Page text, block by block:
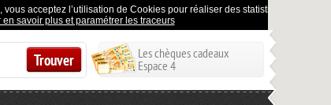
acceptez l’utilisation de Cookies pour réaliser des statistiques de visites.
en savoir plus et paramétrer les traceurs